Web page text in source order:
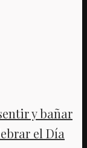
y bañar
el Día